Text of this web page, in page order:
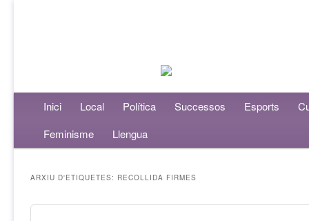
Menú principalAneu al contingut principal
Aneu al contingut secundari
Inici Local Política Successos Esports
Feminisme
Llengua
ARXIU D'ETIQUETES: RECOLLIDA FIRMES